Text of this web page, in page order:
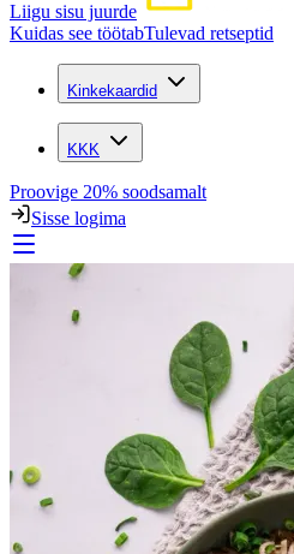
Liigu sisu juurde
Kuidas see töötabTulevad retseptid
Kinkekaardid
KKK
Proovige 20% soodsamalt
Sisse logima